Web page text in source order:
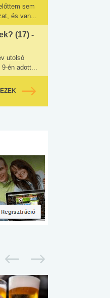
sem
és van...
(17) -
utolsó
9-én adott...